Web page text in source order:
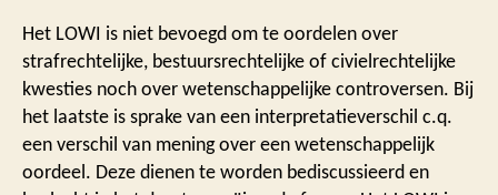
Het LOWI is niet bevoegd om te oordelen over
strafrechtelijke, bestuursrechtelijke of civielrechtelijke
kwesties noch over wetenschappelijke controversen. Bij
het laatste is sprake van een interpretatieverschil c.q.
een verschil van mening over een wetenschappelijk
oordeel. Deze dienen te worden bediscussieerd en